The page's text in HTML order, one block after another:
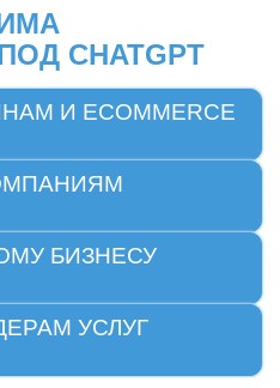
CHATGPT
И ECOMMERCE
БИЗНЕСУ
УСЛУГ